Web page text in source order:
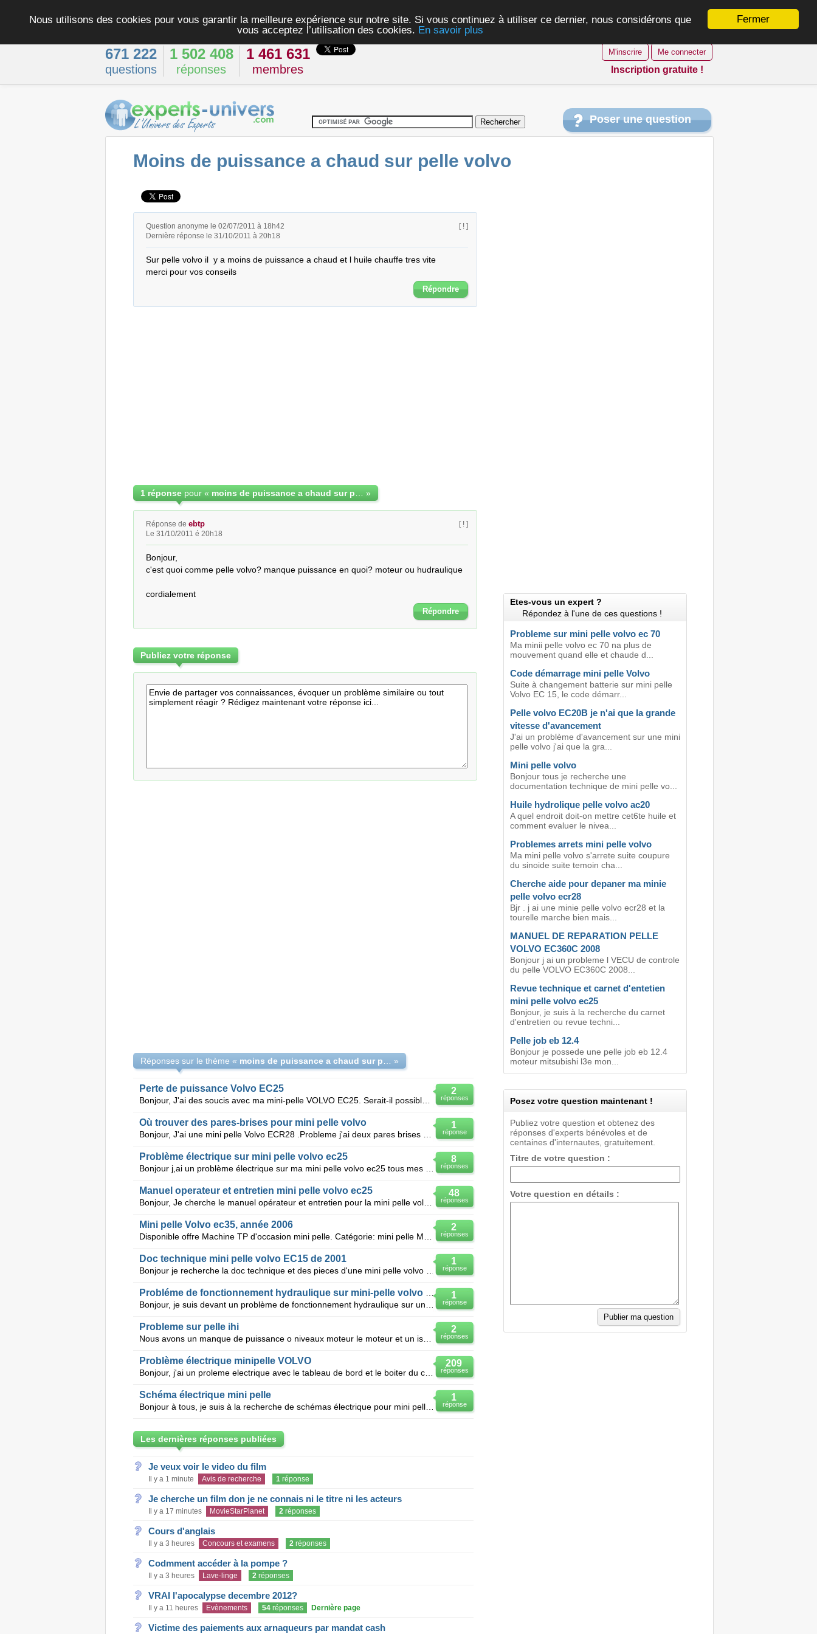
Fermer
Nous utilisons des cookies pour vous garantir la meilleure expérience sur notre site. Si vous continuez à utiliser ce dernier, nous considérons que
vous acceptez l’utilisation des cookies. En savoir plus
671 222
questions
1 502 408
réponses
1 461 631
membres
M'inscrire Me connecter
Inscription gratuite !
Poser une question
Moins de puissance a chaud sur pelle volvo
Question anonyme le 02/07/2011 à 18h42
Dernière réponse le 31/10/2011 à 20h18
[ ! ]
Sur pelle volvo il  y a moins de puissance a chaud et l huile chauffe tres vite
merci pour vos conseils
Répondre
1 réponse pour « »
Réponse de ebtp
Le 31/10/2011 é 20h18
[ ! ]
Bonjour,
c'est quoi comme pelle volvo? manque puissance en quoi? moteur ou hudraulique
cordialement
Répondre
Publiez votre réponse
Réponses sur le thème « »
2
réponses
Perte de puissance Volvo EC25
Bonjour, J'ai des soucis avec ma mini-pelle VOLVO EC25. Serait-il possible d'avoir les schémas hyd
1
réponse
Où trouver des pares-brises pour mini pelle volvo
8
réponses
Problème électrique sur mini pelle volvo ec25
48
réponses
Manuel operateur et entretien mini pelle volvo ec25
Bonjour, Je cherche le manuel opérateur et entretien pour la mini pelle volvo ec25. Si quelqu'un
2
réponses
Mini pelle Volvo ec35, année 2006
1
réponse
Doc technique mini pelle volvo EC15 de 2001
1
réponse
Probléme de fonctionnement hydraulique sur mini-pelle volvo EC25
2
réponses
Probleme sur pelle ihi
Nous avons un manque de puissance o niveaux moteur le moteur et un isuzu de 50 ch de 4cylindre montè
209
réponses
Problème électrique minipelle VOLVO
Bonjour, j'ai un proleme electrique avec le tableau de bord et le boiter du code de demarage de la m
1
réponse
Schéma électrique mini pelle
Bonjour à tous, je suis à la recherche de schémas électrique pour mini pelle volvo ec20b, indicateu
Les dernières réponses publiées
Je veux voir le video du film
Il y a 1 minute Avis de recherche 1réponse
Je cherche un film don je ne connais ni le titre ni les acteurs
Il y a 17 minutes MovieStarPlanet 2réponses
Cours d'anglais
Il y a 3 heures Concours et examens 2réponses
Codmment accéder à la pompe ?
Il y a 3 heures Lave-linge 2réponses
VRAI l'apocalypse decembre 2012?
Il y a 11 heures Evènements 54réponses Dernière page
Victime des paiements aux arnaqueurs par mandat cash
Etes-vous un expert ?
Répondez à l'une de ces questions !
Probleme sur mini pelle volvo ec 70
Ma minii pelle volvo ec 70 na plus de
mouvement quand elle et chaude d...
Code démarrage mini pelle Volvo
Suite à changement batterie sur mini pelle
Volvo EC 15, le code démarr...
Pelle volvo EC20B je n'ai que la grande
vitesse d'avancement
J'ai un problème d'avancement sur une mini
pelle volvo j'ai que la gra...
Mini pelle volvo
Bonjour tous je recherche une
documentation technique de mini pelle vo...
Huile hydrolique pelle volvo ac20
A quel endroit doit-on mettre cet6te huile et
comment evaluer le nivea...
Problemes arrets mini pelle volvo
Ma mini pelle volvo s'arrete suite coupure
du sinoide suite temoin cha...
Cherche aide pour depaner ma minie
pelle volvo ecr28
Bjr . j ai une minie pelle volvo ecr28 et la
tourelle marche bien mais...
MANUEL DE REPARATION PELLE
VOLVO EC360C 2008
Bonjour j ai un probleme l VECU de controle
du pelle VOLVO EC360C 2008...
Revue technique et carnet d'entetien
mini pelle volvo ec25
Bonjour, je suis à la recherche du carnet
d'entretien ou revue techni...
Pelle job eb 12.4
Bonjour je possede une pelle job eb 12.4
moteur mitsubishi l3e mon...
Posez votre question maintenant !
Publiez votre question et obtenez des
réponses d'experts bénévoles et de
centaines d'internautes, gratuitement.
Titre de votre question :
Votre question en détails :